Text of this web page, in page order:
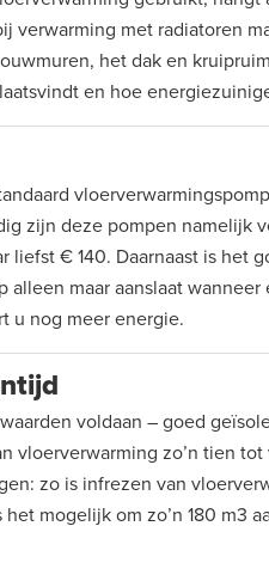
verwarming met radiatoren
het dak en
en hoe
zijn deze pompen namelijk
liefst € 140. Daarnaast is het
alleen maar aanslaat
u nog meer energie.
voldaan – goed
vloerverwarming zo’n tien
zo is infrezen van
mogelijk om zo’n 180 m3